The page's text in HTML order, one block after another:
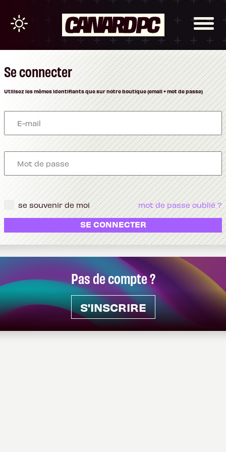
Pas de compte ?
S'INSCRIRE
Se connecter
Utilisez les mêmes identifiants que sur notre boutique (email + mot de passe)
se souvenir de moi mot de passe oublié ?
SE CONNECTER